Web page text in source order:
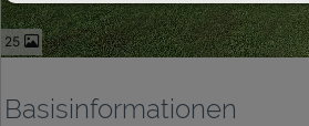
25
Basisinformationen